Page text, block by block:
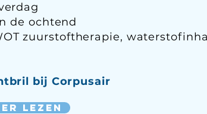
de ochtend
zuurstoftherapie,
bij Corpusair
lezen